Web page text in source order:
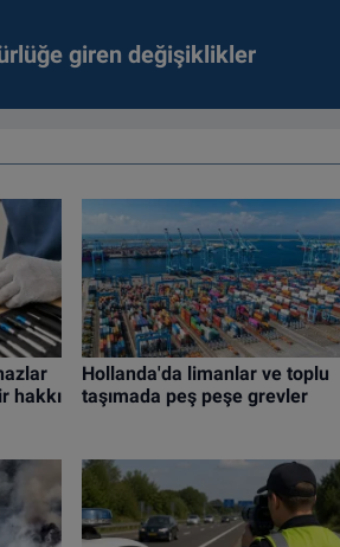
giren değişiklikler
hakkı
Hollanda'da limanlar ve toplu
taşımada peş peşe grevler